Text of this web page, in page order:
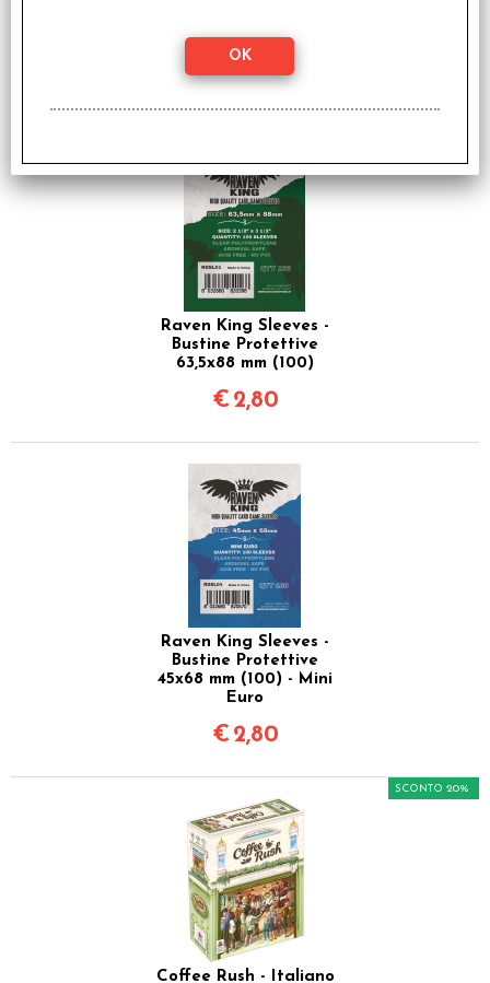
prodotto, hanno scelto anche questi
Raven King Sleeves -
Bustine Protettive
63,5x88 mm (100)
€ 2,80
Raven King Sleeves -
Bustine Protettive
45x68 mm (100) - Mini
Euro
€ 2,80
Coffee Rush - Italiano
SCONTO 20%